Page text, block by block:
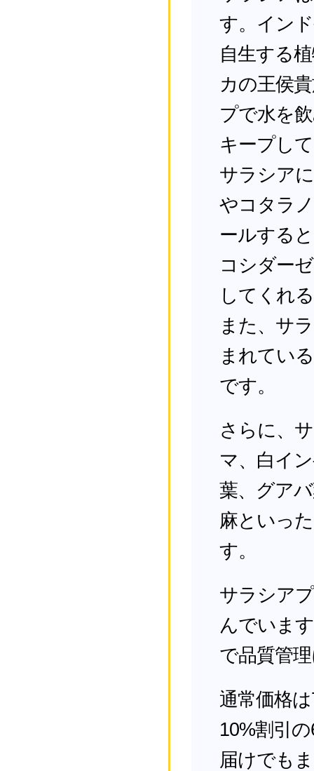
す。イン
自生する
カの王侯
プで水を
キープし
サラシア
やコタラ
ールする
コシダー
してくれ
また、サ
まれてい
です。
さらに、
マ、白イ
葉、グア
麻といっ
す。
サラシア
んでいま
で品質管
通常価格
10%割引
届けでも